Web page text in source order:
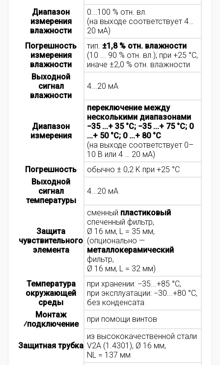
Диапазон
измерения
влажности
0...100 % отн. вл.
(на выходе соответствует 4…
20 мА)
Погрешность
измерения
влажности
тип. ±1,8 % отн. влажности
(10 ... 90 % отн. вл.); при +25 °C,
иначе ±2,0 % отн. влажности
Выходной
сигнал
влажности
4...20 мА
Диапазон
измерения
переключение между
несколькими диапазонами
−35 ...+ 35 °C; −35 ...+ 75 °C; 0
...+ 50 °C; 0 ...+ 80 °C
(на выходе соответствует 0–
10 B или 4 … 20 мА)
Погрешность
обычно ± 0,2 K при +25 °C
Выходной
сигнал
температуры
4...20 мА
Защита
чувствительного
элемента
сменный пластиковый
спеченный фильтр,
Ø 16 мм, L = 35 мм,
(опционально —
металлокерамический
фильтр,
Ø 16 мм, L = 32 мм)
Температура
окружающей
среды
при хранении: −35...+85 °C,
при эксплуатации: −30...+80 °C,
без конденсата
Монтаж
⁄подключение
при помощи винтов
Защитная трубка
из высококачественной стали
V2A (1.4301), Ø 16 мм,
NL = 137 мм